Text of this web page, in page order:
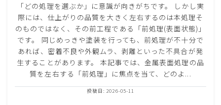
「どの処理を選ぶか」に意識が向きがちです。 しかし実
際には、仕上がりの品質を大きく左右するのは本処理そ
のものではなく、その前工程である「前処理(表面状態)」
です。 同じめっきや塗装を行っても、前処理が不十分で
あれば、密着不良や外観ムラ、剥離といった不具合が発
生することがあります。 本記事では、金属表面処理の品
質を左右する「前処理」に焦点を当て、どのよ...
投稿日: 2026-05-11